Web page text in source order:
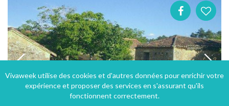
Vivaweek utilise des cookies et d'autres données pour enrichir votre
expérience et proposer des services en s'assurant qu'ils
fonctionnent correctement.